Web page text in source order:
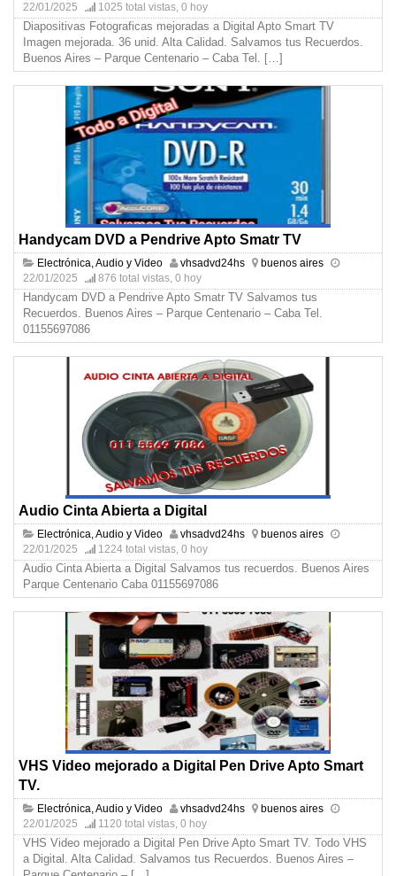
22/01/2025
1025 total vistas, 0 hoy
Diapositivas Fotograficas mejoradas a Digital Apto Smart TV
Imagen mejorada. 36 unid. Alta Calidad. Salvamos tus Recuerdos.
Buenos Aires – Parque Centenario – Caba Tel. […]
Handycam DVD a Pendrive Apto Smatr TV
Electrónica, Audio y Video vhsadvd24hs
buenos aires
22/01/2025
876 total vistas, 0 hoy
Handycam DVD a Pendrive Apto Smatr TV Salvamos tus
Recuerdos. Buenos Aires – Parque Centenario – Caba Tel.
01155697086
Audio Cinta Abierta a Digital
Electrónica, Audio y Video vhsadvd24hs
buenos aires
22/01/2025
1224 total vistas, 0 hoy
Audio Cinta Abierta a Digital Salvamos tus recuerdos. Buenos Aires
Parque Centenario Caba 01155697086
VHS Video mejorado a Digital Pen Drive Apto Smart
TV.
Electrónica, Audio y Video vhsadvd24hs
buenos aires
22/01/2025
1120 total vistas, 0 hoy
VHS Video mejorado a Digital Pen Drive Apto Smart TV. Todo VHS
a Digital. Alta Calidad. Salvamos tus Recuerdos. Buenos Aires –